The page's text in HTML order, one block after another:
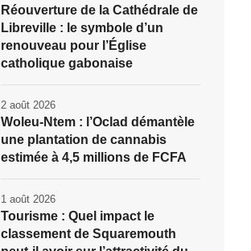
Réouverture de la Cathédrale de
Libreville : le symbole d’un
renouveau pour l’Église
catholique gabonaise
Woleu-Ntem : l’Oclad démantèle
une plantation de cannabis
estimée à 4,5 millions de FCFA
2 août 2026
Tourisme : Quel impact le
classement de Squaremouth
1 août 2026